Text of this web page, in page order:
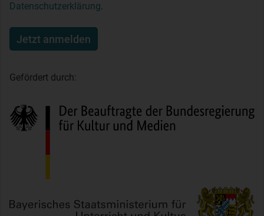
Datenschutzerklärung.
Jetzt anmelden
Gefördert durch: